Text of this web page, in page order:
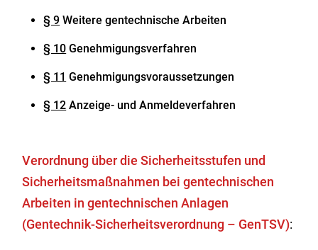
§ 9 Weitere gentechnische Arbeiten
§ 10 Genehmigungsverfahren
§ 11 Genehmigungsvoraussetzungen
§ 12 Anzeige- und Anmeldeverfahren
Verordnung über die Sicherheitsstufen und
Sicherheitsmaßnahmen bei gentechnischen
Arbeiten in gentechnischen Anlagen
(Gentechnik-Sicherheitsverordnung – GenTSV):